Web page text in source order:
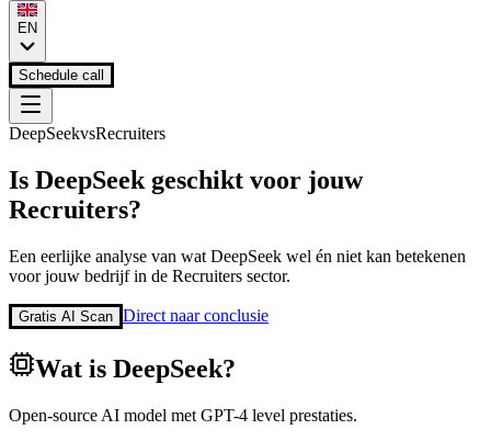
EN
Schedule call
DeepSeekvsRecruiters
Is DeepSeek geschikt voor jouw
Recruiters?
Een eerlijke analyse van wat DeepSeek wel én niet kan betekenen
voor jouw bedrijf in de Recruiters sector.
Gratis AI Scan Direct naar conclusie
Wat is DeepSeek?
Open-source AI model met GPT-4 level prestaties.